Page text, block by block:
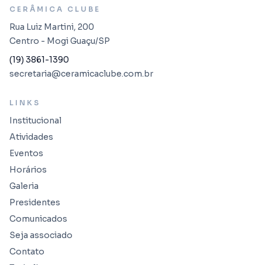
CERÂMICA CLUBE
Rua Luiz Martini, 200
Centro - Mogi Guaçu/SP
(19) 3861-1390
secretaria@ceramicaclube.com.br
LINKS
Institucional
Atividades
Eventos
Horários
Galeria
Presidentes
Comunicados
Seja associado
Contato